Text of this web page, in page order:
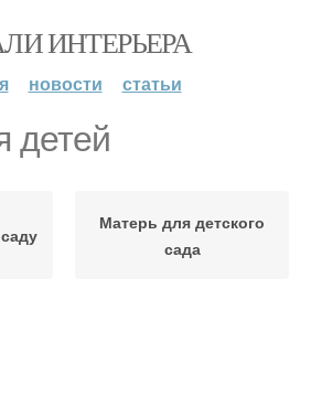
ИНТЕРЬЕРА
новости статьи
детей
Матерь для детского
сада